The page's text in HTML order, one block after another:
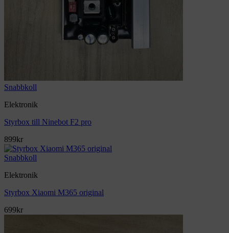
Snabbkoll
Elektronik
Styrbox till Ninebot F2 pro
899kr
Snabbkoll
Elektronik
Styrbox Xiaomi M365 original
699kr